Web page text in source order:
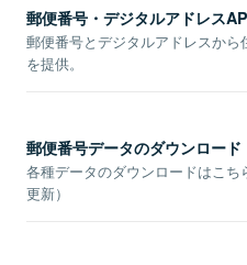
郵便番号・デジタルアドレス
郵便番号とデジタルアドレスか
を提供。
郵便番号データのダウンロード
各種データのダウンロードはこち
更新）